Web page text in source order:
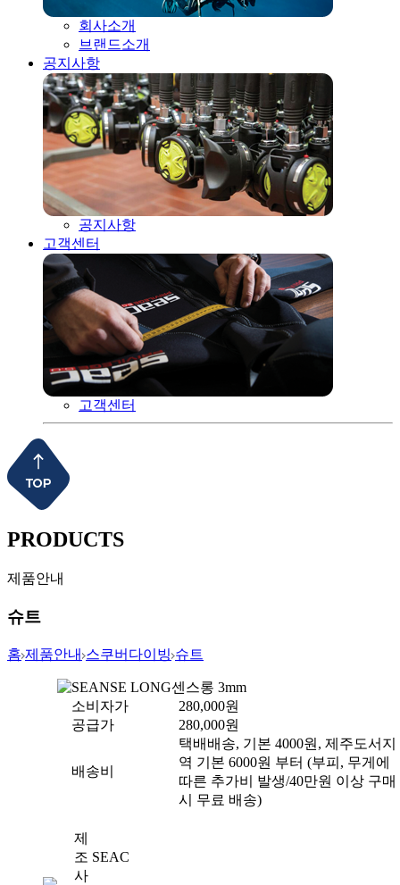
회사소개
브랜드소개
공지사항
공지사항
고객센터
고객센터
PRODUCTS
제품안내
슈트
홈 제품안내 스쿠버다이빙 슈트
SEANSE LONG센스롱 3mm
소비자가
280,000원
공급가
280,000원
배송비
택배배송, 기본 4000원, 제주도서지
역 기본 6000원 부터 (부피, 무게에
따른 추가비 발생/40만원 이상 구매
시 무료 배송)
제
조
사
SEAC